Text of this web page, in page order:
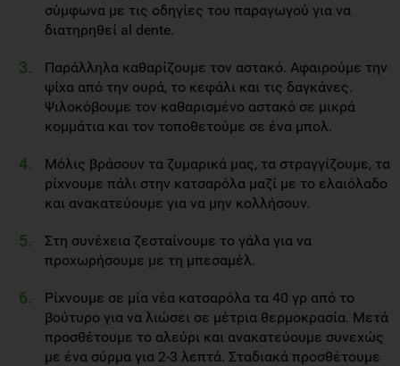
σύμφωνα με τις οδηγίες του παραγωγού για να
διατηρηθεί al dente.
Παράλληλα καθαρίζουμε τον αστακό. Αφαιρούμε την
ψίχα από την ουρά, το κεφάλι και τις δαγκάνες.
Ψιλοκόβουμε τον καθαρισμένο αστακό σε μικρά
κομμάτια και τον τοποθετούμε σε ένα μπολ.
Μόλις βράσουν τα ζυμαρικά μας, τα στραγγίζουμε, τα
ρίχνουμε πάλι στην κατσαρόλα μαζί με το ελαιόλαδο
και ανακατεύουμε για να μην κολλήσουν.
Στη συνέχεια ζεσταίνουμε το γάλα για να
προχωρήσουμε με τη μπεσαμέλ.
Ρίχνουμε σε μία νέα κατσαρόλα τα 40 γρ από το
βούτυρο για να λιώσει σε μέτρια θερμοκρασία. Μετά
προσθέτουμε το αλεύρι και ανακατεύουμε συνεχώς
με ένα σύρμα για 2-3 λεπτά. Σταδιακά προσθέτουμε